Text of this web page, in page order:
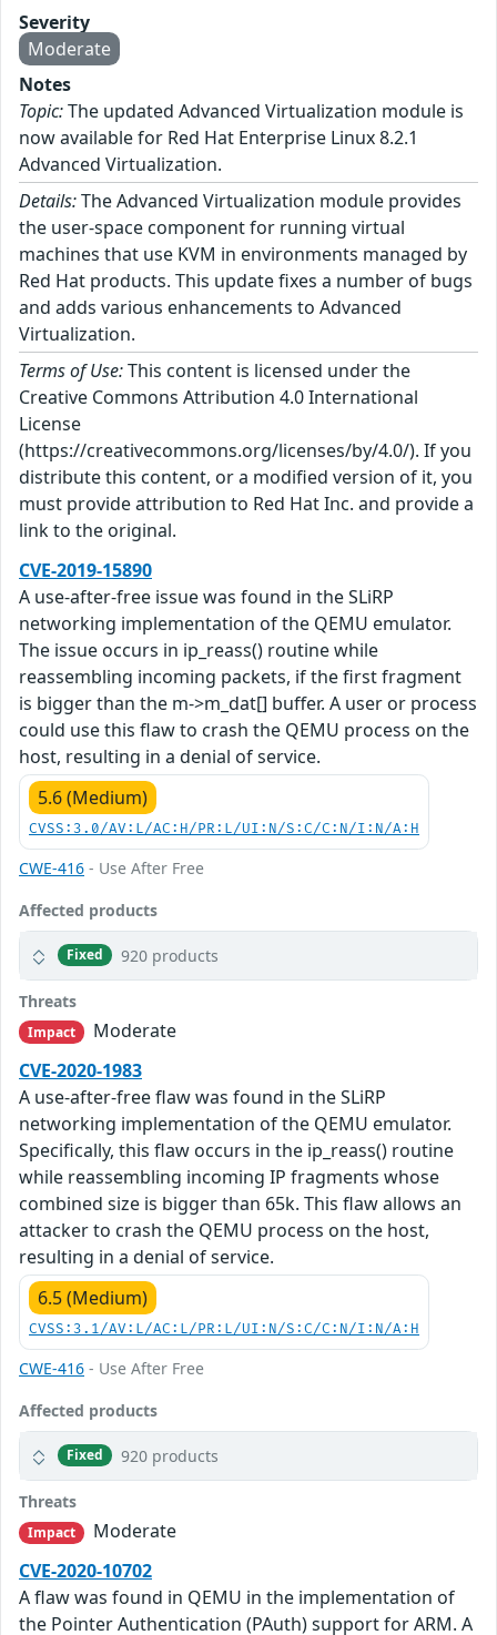
Severity
Moderate
Notes
Topic:The updated Advanced Virtualization module is
now available for Red Hat Enterprise Linux 8.2.1
Advanced Virtualization.
Details:The Advanced Virtualization module provides
the user-space component for running virtual
machines that use KVM in environments managed by
Red Hat products. This update fixes a number of bugs
and adds various enhancements to Advanced
Virtualization.
Terms of Use:This content is licensed under the
Creative Commons Attribution 4.0 International
License
(https://creativecommons.org/licenses/by/4.0/). If you
distribute this content, or a modified version of it, you
must provide attribution to Red Hat Inc. and provide a
link to the original.
CVE-2019-15890
A use-after-free issue was found in the SLiRP
networking implementation of the QEMU emulator.
The issue occurs in ip_reass() routine while
reassembling incoming packets, if the first fragment
is bigger than the m->m_dat[] buffer. A user or process
could use this flaw to crash the QEMU process on the
host, resulting in a denial of service.
5.6 (Medium)
CVSS:3.0/AV:L/AC:H/PR:L/UI:N/S:C/C:N/I:N/A:H
CWE-416 - Use After Free
Affected products
Fixed 920 products
Threats
Impact
Moderate
CVE-2020-1983
A use-after-free flaw was found in the SLiRP
networking implementation of the QEMU emulator.
Specifically, this flaw occurs in the ip_reass() routine
while reassembling incoming IP fragments whose
combined size is bigger than 65k. This flaw allows an
attacker to crash the QEMU process on the host,
resulting in a denial of service.
6.5 (Medium)
CVSS:3.1/AV:L/AC:L/PR:L/UI:N/S:C/C:N/I:N/A:H
CWE-416 - Use After Free
Affected products
Fixed 920 products
Threats
Impact
Moderate
CVE-2020-10702
A flaw was found in QEMU in the implementation of
the Pointer Authentication (PAuth) support for ARM. A